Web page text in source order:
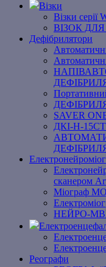
Візки
Візки серії
ВІЗОК
Дефібрилятори
SAVER
ДКІ-Н-
сканером
Міограф
НЕЙРО-
Реографи